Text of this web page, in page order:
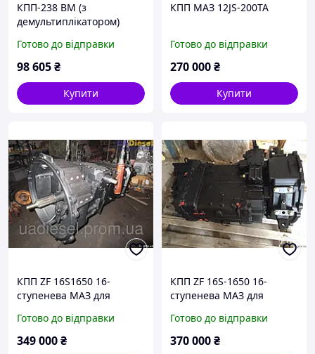
КПП-238 ВМ (з
демультиплікатором)
Готово до відправки
98 605₴
Купити
КПП МАЗ 12JS-200TA
Готово до відправки
270 000₴
Купити
КПП ZF 16S1650 16-
ступенева МАЗ для
Готово до відправки
349 000₴
КПП ZF 16S-1650 16-
ступенева МАЗ для
Готово до відправки
370 000₴